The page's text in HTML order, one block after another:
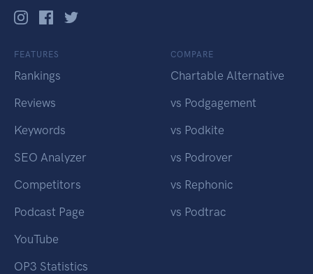
FEATURES
Rankings
Reviews
Keywords
SEO Analyzer
Competitors
Podcast Page
YouTube
OP3 Statistics
COMPARE
Chartable Alternative
vs Podgagement
vs Podkite
vs Podrover
vs Rephonic
vs Podtrac